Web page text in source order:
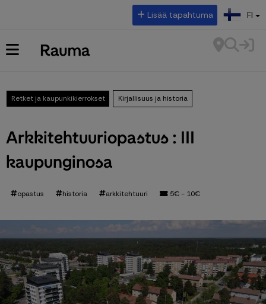
Lisää tapahtuma FI
Retket ja kaupunkikierrokset Kirjallisuus ja historia
Arkkitehtuuriopastus : III
kaupunginosa
opastus historia arkkitehtuuri 5€ - 10€